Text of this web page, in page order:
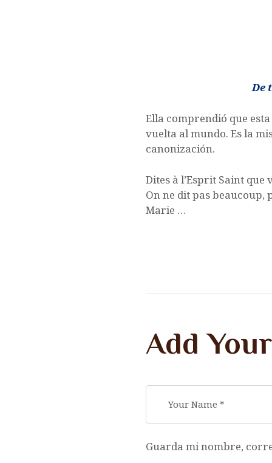
De
Ella comprendió que
vuelta al mundo. Es la
canonización.
Dites à l’Esprit Saint que
On ne dit pas beaucoup,
Marie …
Add
Guarda mi nombre,